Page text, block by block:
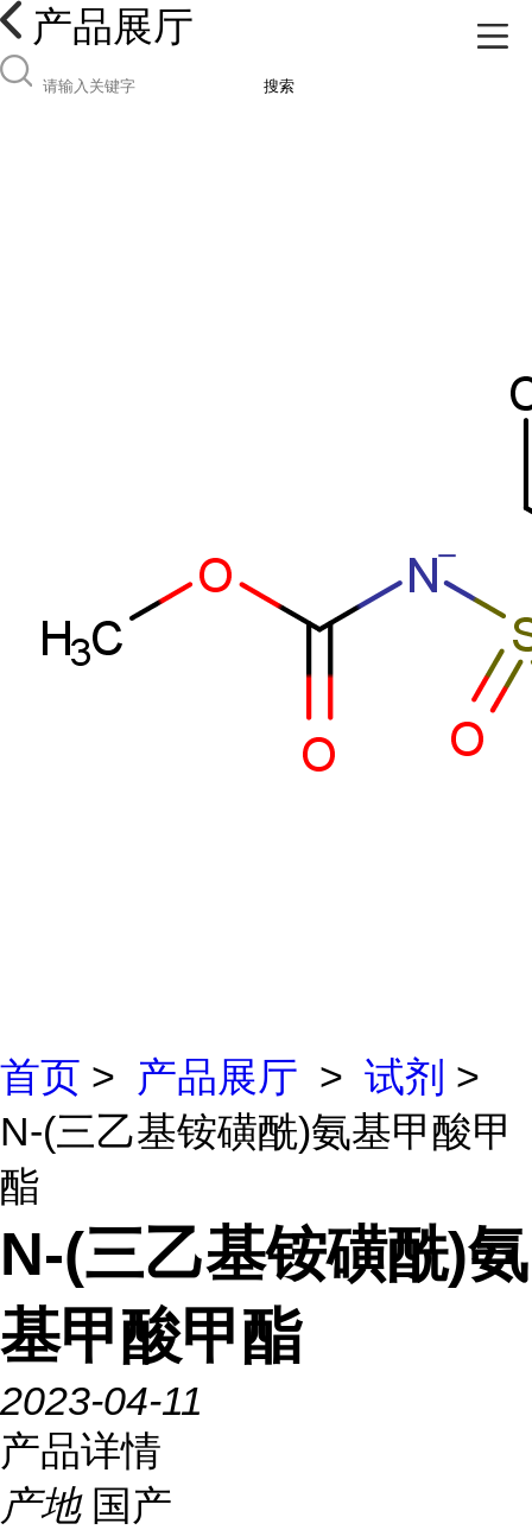
产品展厅
搜索
首页 > 产品展厅 > 试剂 >
N-(三乙基铵磺酰)氨基甲酸甲
酯
N-(三乙基铵磺酰)氨
基甲酸甲酯
2023-04-11
产品详情
产地 国产